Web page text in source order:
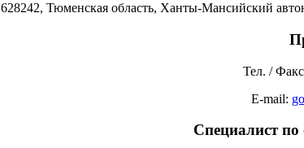
628242, Тюменская область, Ханты-Мансийский
Тел. /
E-mail:
Специалист